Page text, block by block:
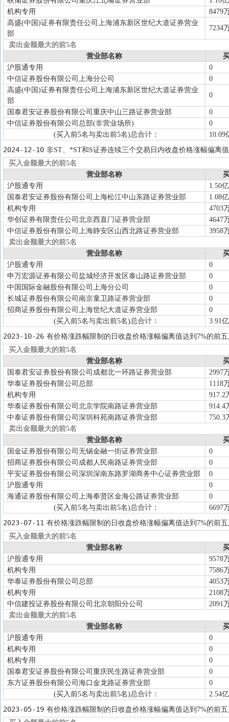
机构专用
8479
高盛(中国)证券有限责任公司上海浦东新区世纪大道证券营业
部
7234
卖出金额最大的前5名
营业部名称
沪股通专用
0
中信证券股份有限公司上海分公司
0
高盛(中国)证券有限责任公司上海浦东新区世纪大道证券营业
部
0
国泰君安证券股份有限公司重庆中山三路证券营业部
0
中信证券股份有限公司总部(非营业场所)
0
(买入前5名与卖出前5名)总合计： 10.09
2024-12-10 非ST、*ST和S证券连续三个交易日内收盘价格涨幅偏离
买入金额最大的前5名
营业部名称
沪股通专用
1.50亿
国泰君安证券股份有限公司上海松江中山东路证券营业部
1.08亿
机构专用
4703
华创证券有限责任公司北京西直门证券营业部
4647
中信证券股份有限公司上海静安区山西北路证券营业部
3958
卖出金额最大的前5名
营业部名称
沪股通专用
0
申万宏源证券有限公司盐城经济开发区泰山路证券营业部
0
中国国际金融股份有限公司上海分公司
0
长城证券股份有限公司南京童卫路证券营业部
0
招商证券股份有限公司上海世纪大道证券营业部
0
(买入前5名与卖出前5名)总合计： 3.91亿
2023-10-26 有价格涨跌幅限制的日收盘价格涨幅偏离值达到7%的前
买入金额最大的前5名
营业部名称
国泰君安证券股份有限公司成都北一环路证券营业部
2997
华泰证券股份有限公司总部
1118
机构专用
917.2
华泰证券股份有限公司北京学院南路证券营业部
914.4
中泰证券股份有限公司深圳科苑南路证券营业部
750.3
卖出金额最大的前5名
营业部名称
国金证券股份有限公司无锡金融一街证券营业部
0
招商证券股份有限公司成都人民南路证券营业部
0
平安证券股份有限公司深圳深南东路罗湖商务中心证券营业部
0
沪股通专用
0
海通证券股份有限公司上海奉贤区金海公路证券营业部
0
(买入前5名与卖出前5名)总合计： 6697
2023-07-11 有价格涨跌幅限制的日收盘价格涨幅偏离值达到7%的前
买入金额最大的前5名
营业部名称
沪股通专用
9578
机构专用
7586
华泰证券股份有限公司总部
4053
机构专用
2108
中信建投证券股份有限公司北京朝阳分公司
2091
卖出金额最大的前5名
营业部名称
沪股通专用
0
机构专用
0
机构专用
0
国泰君安证券股份有限公司重庆民生路证券营业部
0
东方证券股份有限公司海口金龙路证券营业部
0
(买入前5名与卖出前5名)总合计： 2.54亿
2023-05-19 有价格涨跌幅限制的日收盘价格涨幅偏离值达到7%的前